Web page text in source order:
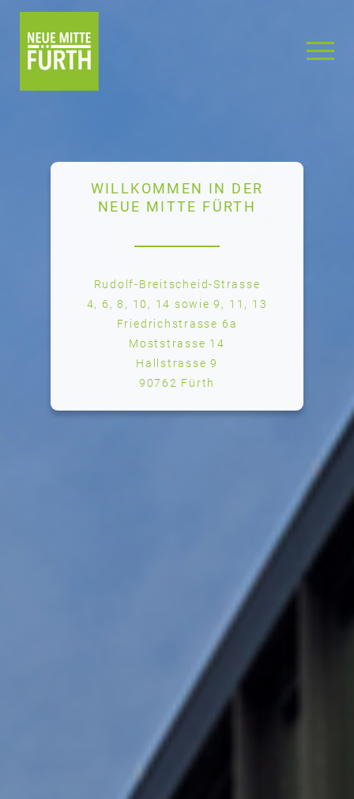
WILLKOMMEN IN DER
NEUE MITTE FÜRTH
Rudolf-Breitscheid-Strasse
4, 6, 8, 10, 14 sowie 9, 11, 13
Friedrichstrasse 6a
Moststrasse 14
Hallstrasse 9
90762 Fürth